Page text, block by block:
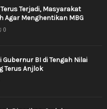
Terjadi, Masyarakat
Agar Menghentikan MBG
0
BI di Tengah Nilai
Terus Anjlok